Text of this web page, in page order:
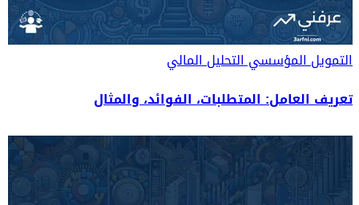
التمويل المؤسسيالتحليل المالي
تعريف العامل: المتطلبات، الفوائد، والمثال